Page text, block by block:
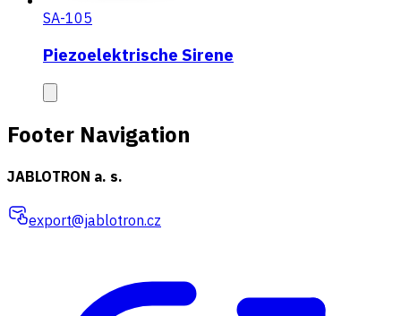
SA-105
Piezoelektrische Sirene
Footer Navigation
JABLOTRON a. s.
export@jablotron.cz